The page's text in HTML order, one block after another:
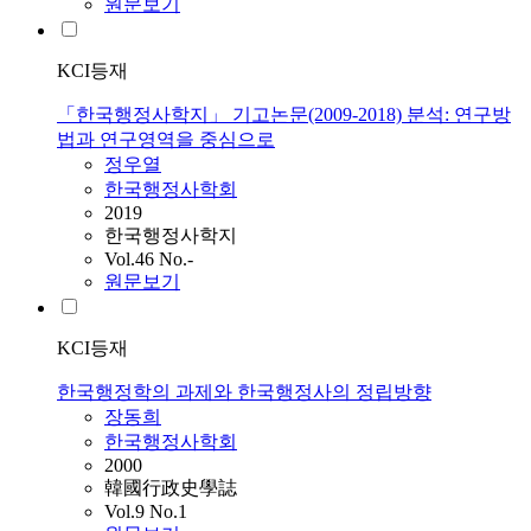
원문보기
KCI등재
「한국행정사학지」 기고논문(2009-2018) 분석: 연구방
법과 연구영역을 중심으로
정우열
한국행정사학회
2019
한국행정사학지
Vol.46 No.-
원문보기
KCI등재
한국행정학의 과제와 한국행정사의 정립방향
장동희
한국행정사학회
2000
韓國行政史學誌
Vol.9 No.1